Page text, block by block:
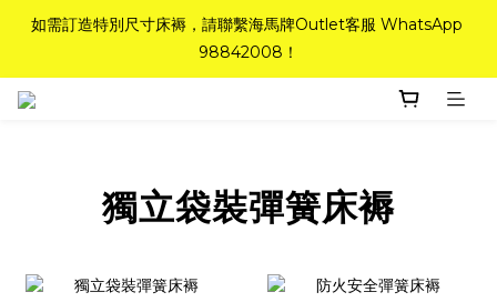
如需訂造特別尺寸床褥，請聯繫海馬牌Outlet客服 WhatsApp
98842008！
如需訂造特別尺寸床褥，請聯繫海馬牌Outlet客服 WhatsApp
98842008！
Top-Tier Quality系列床褥82折(新永久記憶床褥 及 健康記憶床
粉紅水晶床褥，立即搶購，享6折優惠！
98842008！
獨立袋裝彈簧床褥